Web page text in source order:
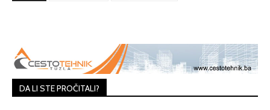
DA LI STE PROČITALI?